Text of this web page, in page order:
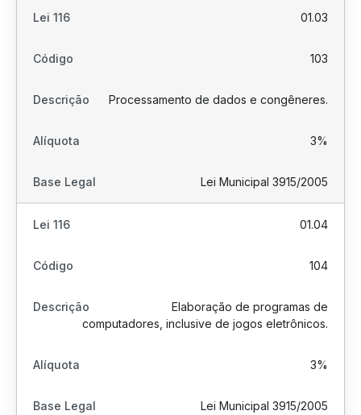
01.03
103
Processamento de dados e congêneres.
3%
Lei Municipal 3915/2005
01.04
104
Elaboração de programas de
computadores, inclusive de jogos eletrônicos.
3%
Lei Municipal 3915/2005